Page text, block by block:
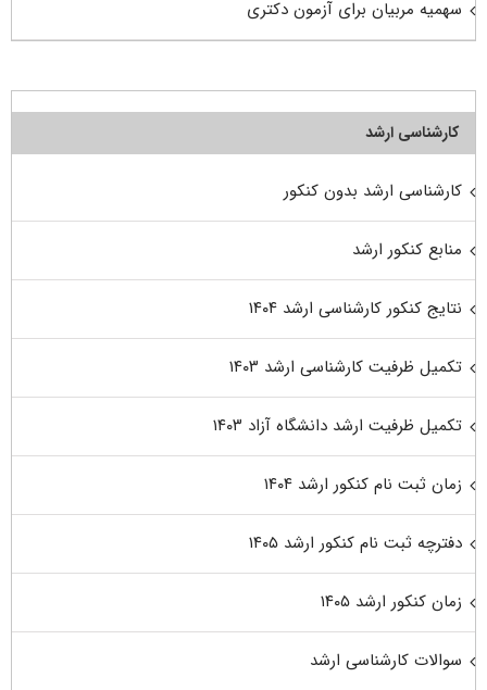
سهمیه مربیان برای آزمون دکتری
کارشناسی ارشد
کارشناسی ارشد بدون کنکور
منابع کنکور ارشد
نتایج کنکور کارشناسی ارشد ۱۴۰۴
تکمیل ظرفیت کارشناسی ارشد ۱۴۰۳
تکمیل ظرفیت ارشد دانشگاه آزاد ۱۴۰۳
زمان ثبت نام کنکور ارشد ۱۴۰۴
دفترچه ثبت نام کنکور ارشد ۱۴۰۵
زمان کنکور ارشد ۱۴۰۵
سوالات کارشناسی ارشد